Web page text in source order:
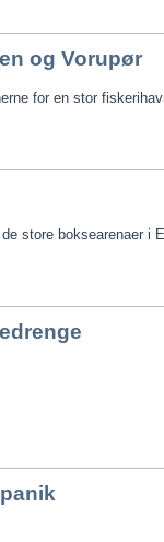
og Vorupør
for en stor
store boksearenaer i